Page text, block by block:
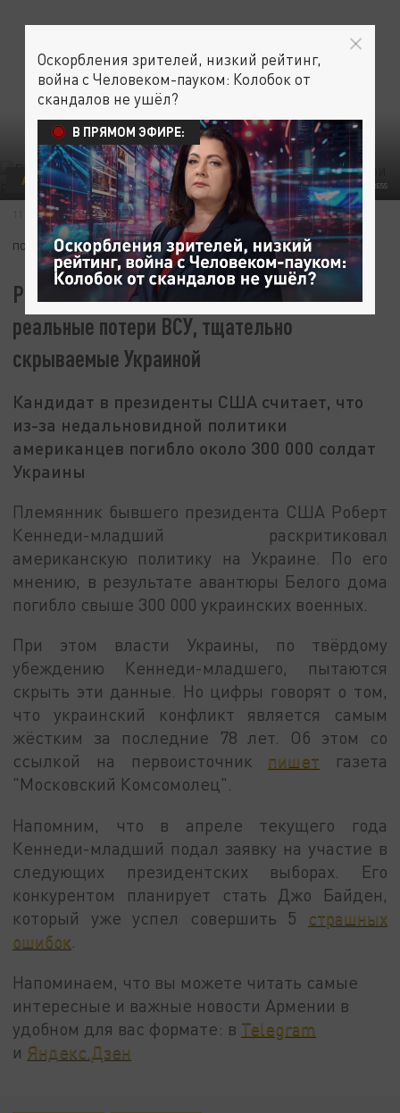
ФОТО: MOD RUSSIA/GLOBALLOOKPRESS
АРМИЯ УКРАИНА
11 МАЯ 11:51
ПОДПИШИТЕСЬ:
Роберт Кеннеди-младший озвучил
реальные потери ВСУ, тщательно
скрываемые Украиной
Кандидат в президенты США считает, что
из-за недальновидной политики
американцев погибло около 300 000 солдат
Украины
Племянник бывшего президента США Роберт
Кеннеди-младший раскритиковал
американскую политику на Украине. По его
мнению, в результате авантюры Белого дома
погибло свыше 300 000 украинских военных.
При этом власти Украины, по твёрдому
убеждению Кеннеди-младшего, пытаются
скрыть эти данные. Но цифры говорят о том,
что украинский конфликт является самым
жёстким за последние 78 лет. Об этом со
ссылкой на первоисточник пишет газета
"Московский Комсомолец".
Напомним, что в апреле текущего года
Кеннеди-младший подал заявку на участие в
следующих президентских выборах. Его
конкурентом планирует стать Джо Байден,
который уже успел совершить 5 страшных
ошибок
Напоминаем, что вы можете читать самые
интересные и важные новости Армении в
удобном для вас формате: в Telegram
и Яндекс.Дзен
Оскорбления зрителей, низкий рейтинг,
война с Человеком-пауком: Колобок от
скандалов не ушёл?
В ПРЯМОМ ЭФИРЕ: